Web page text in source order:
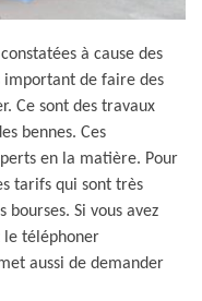
à cause des
de faire des
Ce sont des travaux
bennes. Ces
en la matière. Pour
tarifs qui sont très
bourses. Si vous avez
le téléphoner
aussi de demander